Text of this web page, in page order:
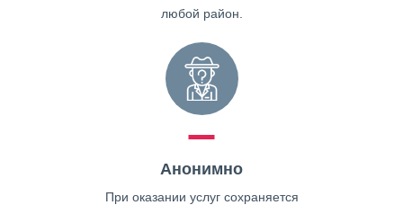
любой район.
Анонимно
При оказании услуг сохраняется